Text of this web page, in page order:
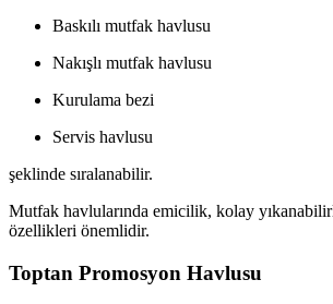
Baskılı mutfak havlusu
Nakışlı mutfak havlusu
Kurulama bezi
Servis havlusu
şeklinde sıralanabilir.
Mutfak havlularında emicilik, kolay
özellikleri önemlidir.
Toptan Promosyon Havlusu